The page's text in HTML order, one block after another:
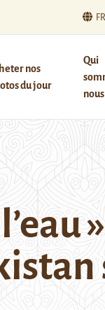
FR
nos
du jour
Qui
nous